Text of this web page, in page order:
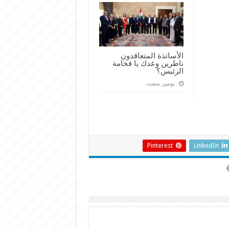
الأساتذة المتعاقدون
ناطرين وعدك يا فخامة
الرئيس؟
‏يومين مضت
LinkedIn
Pinterest